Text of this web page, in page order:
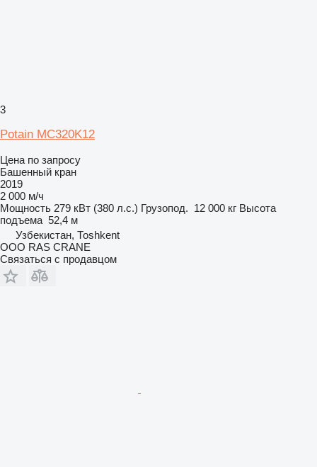
3
Potain MC320K12
Цена по запросу
Башенный кран
2019
2 000 м/ч
Мощность 279 кВт (380 л.с.) Грузопод. 12 000 кг Высота
подъема 52,4 м
Узбекистан, Тоshkent
ООО RAS CRANE
Связаться с продавцом